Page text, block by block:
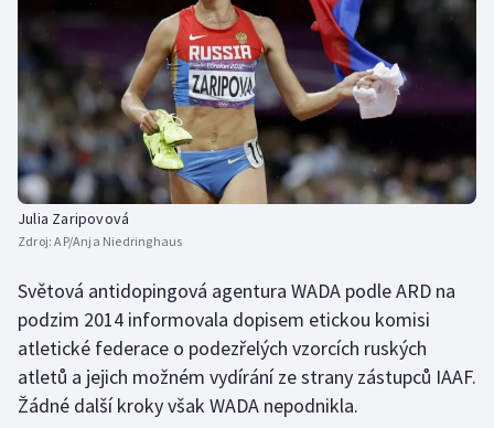
Plážový volejbal
Ragby
Rychlobruslení
Rychlostní kanoistika
Short track
Sportovní střelba
Stolní tenis
Triatlon
Julia Zaripovová
Zdroj:AP/Anja Niedringhaus
Světová antidopingová agentura WADA podle ARD na
podzim 2014 informovala dopisem etickou komisi
atletické federace o podezřelých vzorcích ruských
atletů a jejich možném vydírání ze strany zástupců IAAF.
Žádné další kroky však WADA nepodnikla.